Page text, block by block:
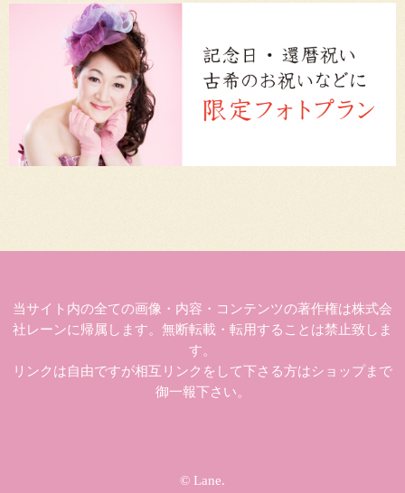
当サイト内の全ての画像・内容・コンテンツの著作権は株式会
社レーンに帰属します。無断転載・転用することは禁止致しま
す。
リンクは自由ですが相互リンクをして下さる方はショップまで
御一報下さい。
© Lane.